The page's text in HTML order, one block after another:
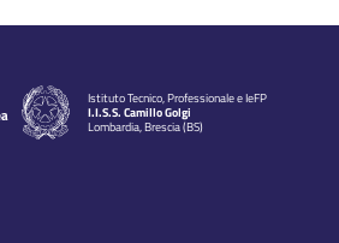
Istituto Tecnico, Professionale e IeFP
I.I.S.S. Camillo Golgi
Lombardia, Brescia (BS)